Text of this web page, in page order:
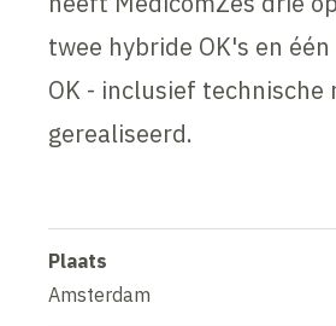
twee hybride OK's en
OK - inclusief technische
gerealiseerd.
Plaats
Amsterdam